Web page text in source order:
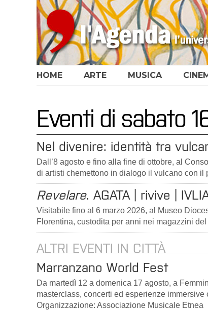
HOME ARTE MUSICA
Eventi di sabato
Nel divenire: identità tra
Dall’8 agosto e fino alla fine di ottobre, al
di artisti chemettono in dialogo il vulcano con il
Revelare. AGATA | rivive |
Visitabile fino al 6 marzo 2026, al Museo
Florentina, custodita per anni nei magazzini
ALTRI EVENTI IN CITTÀ
Marranzano World Fest
Da martedì 12 a domenica 17 agosto, a
masterclass, concerti ed esperienze
Organizzazione: Associazione Musicale Etnea